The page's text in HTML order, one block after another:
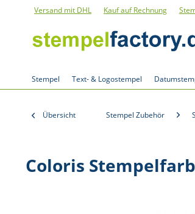
Versand mit DHL Kauf auf Rechnung
Stempel Text- & Logostempel
Übersicht Stempel Zubehör
Coloris